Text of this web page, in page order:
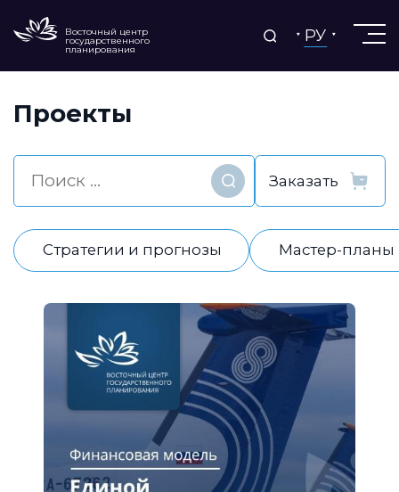
Восточный центр
государственного
планирования
РУ
Проекты
Найти
Стратегии и прогнозы Мастер-планы